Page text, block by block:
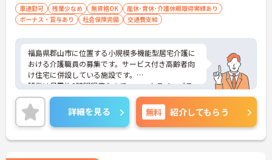
車通勤可 残業少なめ 無資格OK
産休･育休･介護休暇取得実績あり
ボーナス・賞与あり
社会保険完備 交通費支給
福島県郡山市に位置する小規模多機能型居宅介護に
おける介護職員の募集です。サービス付き高齢者向
け住宅に併設している施設です。
残業は月平均3時間程度なので、ワークライフバラ
ンスを保ちながらご勤務いただけます。また、育児
休業・介護休業の取得実績もあり、ライフステージ
が変化しても安心してお勤めいただける環境です。
ご興味のある方には、面接対策ポイントなど、さら
に詳細をお話しいたしますのでお気軽にご相談くだ
詳細を見る 無料 紹介してもらう